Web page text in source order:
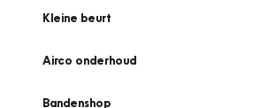
Kleine beurt
Airco onderhoud
Bandenshop